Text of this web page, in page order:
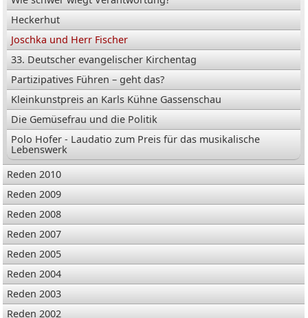
Heckerhut
Joschka und Herr Fischer
33. Deutscher evangelischer Kirchentag
Partizipatives Führen – geht das?
Kleinkunstpreis an Karls Kühne Gassenschau
Die Gemüsefrau und die Politik
Polo Hofer - Laudatio zum Preis für das musikalische
Lebenswerk
Reden 2010
Reden 2009
Reden 2008
Reden 2007
Reden 2005
Reden 2004
Reden 2003
Reden 2002